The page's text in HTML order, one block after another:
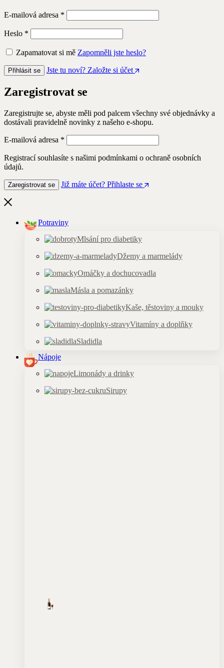
E-mailová adresa *
Heslo *
Zapamatovat si mě Zapomněli jste heslo?
Přihlásit se Jste tu noví? Založte si účet
Zaregistrovat se
Zaregistrujte se, abyste měli pod palcem všechny své objednávky a
dostávali pravidelně novinky z našeho e-shopu.
E-mailová adresa *
Registrací souhlasíte s našimi podmínkami o ochraně osobních
údajů.
Zaregistrovat se Již máte účet? Přihlaste se
Potraviny
Mlsání pro diabetiky
Džemy a marmelády
Omáčky a dochucovadla
Másla a pomazánky
Kaše, těstoviny a mouky
Vitamíny a doplňky
Sladidla
Nápoje
Limonády a drinky
Sirupy